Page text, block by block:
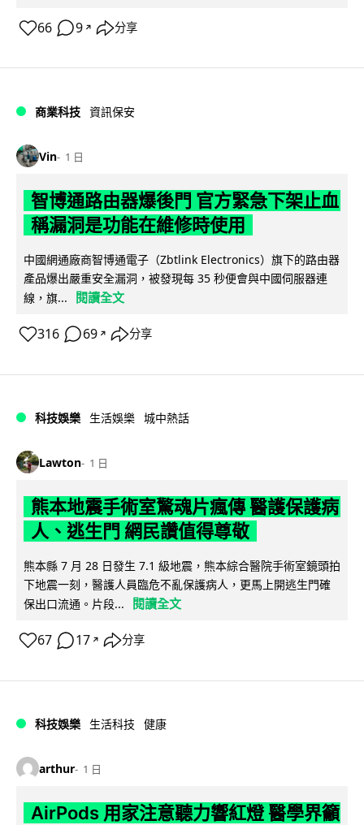
66 9 ↗ 分享
商業科技 資訊保安
Vin 1 日
智博通路由器爆後門 官方緊急下架止血
稱漏洞是功能在維修時使用
中國網通廠商智博通電子（Zbtlink Electronics）旗下的路由器
產品爆出嚴重安全漏洞，被發現每 35 秒便會與中國伺服器連
線，旗...
閱讀全文
316 69 ↗ 分享
科技娛樂 生活娛樂 城中熱話
Lawton 1 日
熊本地震手術室驚魂片瘋傳 醫護保護病
人、逃生門 網民讚值得尊敬
熊本縣 7 月 28 日發生 7.1 級地震，熊本綜合醫院手術室鏡頭拍
下地震一刻，醫護人員臨危不亂保護病人，更馬上開逃生門確
保出口流通。片段...
閱讀全文
67 17 ↗ 分享
科技娛樂 生活科技 健康
arthur 1 日
AirPods 用家注意聽力響紅燈 醫學界籲